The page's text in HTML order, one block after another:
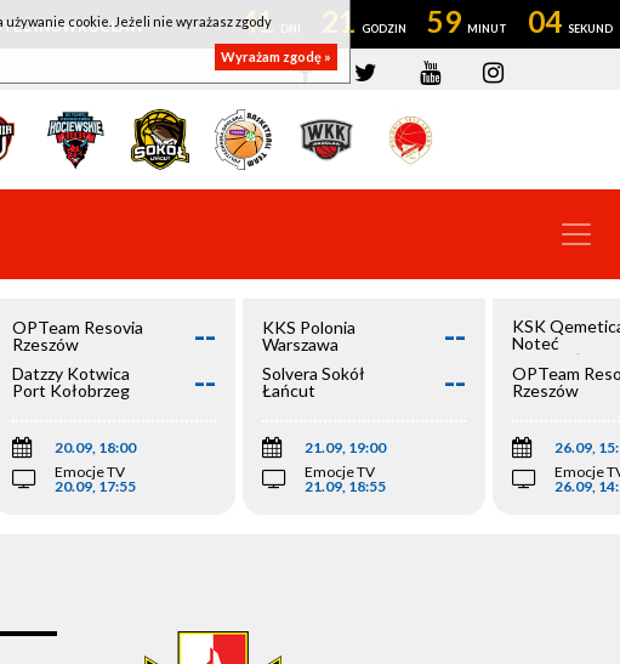
INOWROCŁAW 41 21 59 03
OPTeam Resovia
Rzeszów
--
Datzzy Kotwica
Port Kołobrzeg
--
20.09, 18:00
Emocje TV
20.09, 17:55
KKS Polonia
Warszawa
--
Solvera Sokół
Łańcut
--
21.09, 19:00
Emocje TV
21.09, 18:55
KSK
Noteć
Inowrocław
OPTeam
Rzeszów
26.09,
Emocje
26.09,
cookie. Jeżeli nie wyrażasz zgody
Wyrażam zgodę »